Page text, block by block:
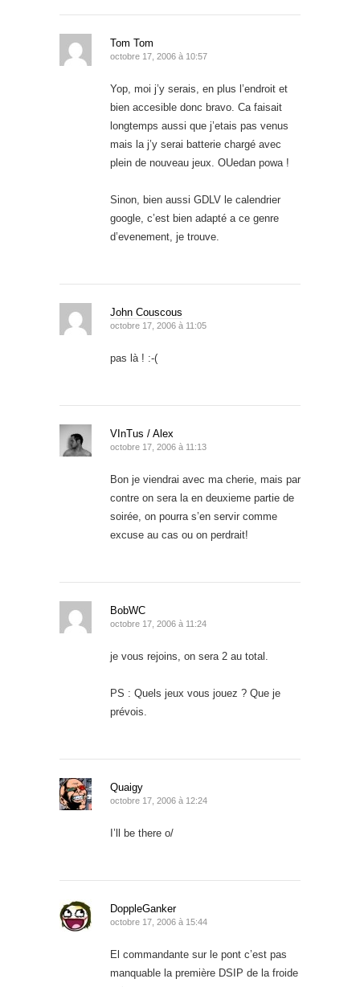
Tom Tom
octobre 17, 2006 à 10:57
Yop, moi j’y serais, en plus l’endroit et
bien accesible donc bravo. Ca faisait
longtemps aussi que j’etais pas venus
mais la j’y serai batterie chargé avec
plein de nouveau jeux. OUedan powa !
Sinon, bien aussi GDLV le calendrier
google, c’est bien adapté a ce genre
d’evenement, je trouve.
John Couscous
octobre 17, 2006 à 11:05
pas là ! :-(
VInTus / Alex
octobre 17, 2006 à 11:13
Bon je viendrai avec ma cherie, mais par
contre on sera la en deuxieme partie de
soirée, on pourra s’en servir comme
excuse au cas ou on perdrait!
BobWC
octobre 17, 2006 à 11:24
je vous rejoins, on sera 2 au total.
PS : Quels jeux vous jouez ? Que je
prévois.
Quaigy
octobre 17, 2006 à 12:24
I’ll be there o/
DoppleGanker
octobre 17, 2006 à 15:44
El commandante sur le pont c’est pas
manquable la première DSIP de la froide